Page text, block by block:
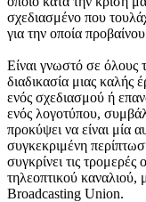
σχεδιασμένο που
για την οποία
Είναι γνωστό σε όλους
διαδικασία μιας καλής
ενός σχεδιασμού ή
ενός λογοτύπου,
προκύψει να είναι μία
συγκεκριμένη
συγκρίνει τις
τηλεοπτικού
Broadcasting Union.